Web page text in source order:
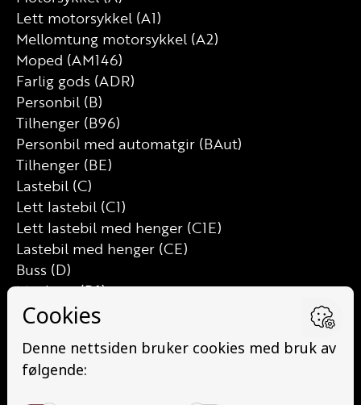
Lett motorsykkel (A1)
Mellomtung motorsykkel (A2)
Moped (AM146)
Farlig gods (ADR)
Personbil (B)
Tilhenger (B96)
Personbil med automatgir (BAut)
Tilhenger (BE)
Lastebil (C)
Lett lastebil (C1)
Lett lastebil med henger (C1E)
Lastebil med henger (CE)
Buss (D)
Minibuss (D1)
Minibuss med henger (D1E)
Traktor (T)
Traktor (T141 og T148)